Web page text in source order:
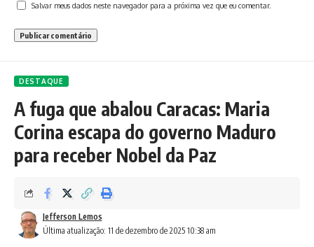
Salvar meus dados neste navegador para a próxima vez que eu comentar.
DESTAQUE
A fuga que abalou Caracas: Maria
Corina escapa do governo Maduro
para receber Nobel da Paz
Última atualização: 11 de dezembro de 2025 10:38 am
Jefferson Lemos